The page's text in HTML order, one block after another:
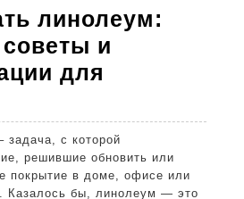
линолеум:
и
для
решившие обновить или
покрытие в доме, офисе или
Казалось бы, линолеум — это